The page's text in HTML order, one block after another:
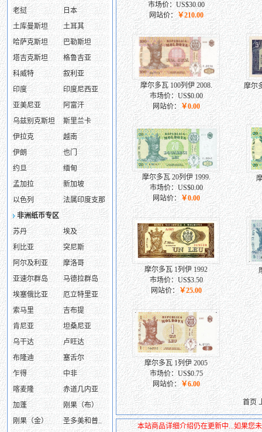
老挝
日本
土库曼斯坦
土耳其
哈萨克斯坦
巴勒斯坦
塔吉克斯坦
格鲁吉亚
科威特
叙利亚
印度
印度尼西亚
亚美尼亚
阿富汗
乌兹别克斯坦
斯里兰卡
伊拉克
越南
伊朗
也门
约旦
缅甸
孟加拉
新加坡
以色列
法属印度支那
非洲纸币专区
苏丹
埃及
利比亚
突尼斯
阿尔及利亚
摩洛哥
亚速尔群岛
马德拉群岛
埃塞俄比亚
厄立特里亚
索马里
吉布提
肯尼亚
坦桑尼亚
乌干达
卢旺达
布隆迪
塞舌尔
乍得
中非
喀麦隆
赤道几内亚
加蓬
刚果（布）
刚果（金）
圣多美和普..
市场价：US$30.00
网站价：￥210.00
摩尔多瓦 100列伊 2008.
市场价：US$0.00
网站价： ￥0.00
摩尔
摩尔多瓦 20列伊 1999.
市场价：US$0.00
网站价： ￥0.00
摩尔多瓦 1列伊 1992
市场价：US$3.50
网站价： ￥25.00
摩尔多瓦 1列伊 2005
市场价：US$0.75
网站价： ￥6.00
首页
本站商品详细介绍仍在更新中...如果您